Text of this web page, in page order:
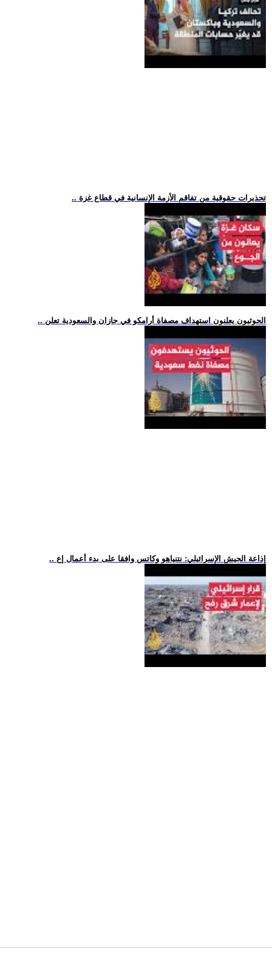
.. تحذيرات حقوقية من تفاقم الأزمة الإنسانية في قطاع غزة
.. الحوثيون يعلنون استهداف مصفاة أرامكو في جازان والسعودية تعلن
.. إذاعة الجيش الإسرائيلي: نتنياهو وكاتس وافقا على بدء أعمال إع